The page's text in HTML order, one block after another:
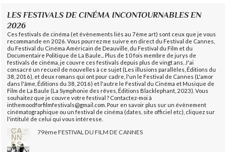
LES FESTIVALS DE CINÉMA INCONTOURNABLES EN
2026
Ces festivals de cinéma (et évènements liés au 7ème art) sont ceux que je vous
recommande en 2026. Vous pourrez me suivre en direct du Festival de Cannes,
du Festival du Cinéma Américain de Deauville, du Festival du Film et du
Documentaire Politique de La Baule... Plus de 10 fois membre de jurys de
festivals de cinéma, je couvre ces festivals depuis plus de vingt ans. J'ai
consacré un recueil de nouvelles à ce sujet (Les illusions parallèles, Éditions du
38, 2016), et deux romans qui ont pour cadre, l'un le Festival de Cannes (L'amor
dans l'âme, Éditions du 38, 2016) et l'autre le Festival du Cinéma et Musique de
Film de La Baule (La Symphonie des rêves, Éditions Blacklephant, 2023). Vous
souhaitez que je couvre votre festival ? Contactez-moi à
inthemoodforfilmfestivals@gmail.com. Pour en savoir plus sur un évènement
cinématographique ou un festival de cinéma (dates, site officiel etc), cliquez sur
l'intitulé de celui qui vous intéresse.
79ème FESTIVAL DU FILM DE CANNES